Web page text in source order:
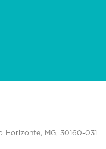
Horizonte, MG, 30160-031